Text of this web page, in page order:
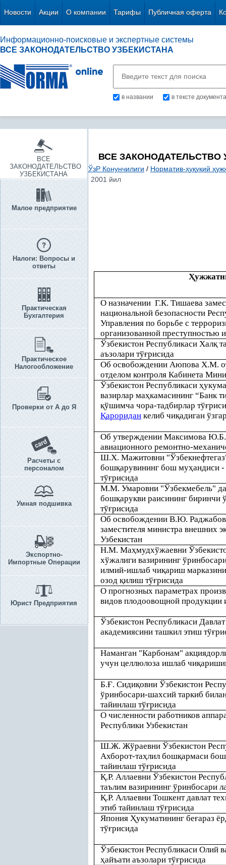
Новости Акции О компании Тарифы Публичная оферта
Информационно-поисковые и экспертные системы
ВСЕ ЗАКОНОДАТЕЛЬСТВО УЗБЕКИСТАНА
в названии в тексте документа
ВСЕ
ЗАКОНОДАТЕЛЬСТВО
УЗБЕКИСТАНА
Малое предприятие
Налоги: Вопросы и
ответы
Практическая
Бухгалтерия
Практическое
Налогообложение
Проверки от А до Я
Расчеты с
персоналом
Умная подшивка
Экспортно-
Импортные Операции
Юрист Предприятия
ВСЕ ЗАКОНОДАТЕЛЬСТВО
ЎзР Конунчилиги / Норматив-ҳуқуқий
2001 йил
Ҳ
О назначении Г.К. Тишаева
национальной безопасности
Управления по борьбе с
организованной преступностью
Ўзбекистон Республикаси Халқ
аъзолари тўғрисида
Об освобождении Аюпова Х.М.
отделом контроля Кабинета
Ўзбекистон Республикаси ҳ
вазирлар маҳкамасининг “Банк
қўшимча чора-тадбирлар тўғ
Қароридан келиб чиқадиган
Об утверждении Максимова Ю.Б.
авиационного ремонтно-
Ш.Х. Мажитовни
бошқарувининг бош муҳандиси
тўғрисида
М.М. Умаровни "Ўзбекмебель"
бошқарукви раисининг биринчи
тўғрисида
Об освобождении В.Ю.
заместителя министра внешних
Узбекистан
Н.М. Маҳмудхўжаевни
хўжалиги вазирининг
илмий-ишлаб чиқариш
озод қилиш тўғрисида
О прогнозных параметрах
видов плодоовощной продукции
Ўзбекистон Республикаси
академиясини ташкил этиш тўғ
Наманган "Карбонам"
учун целлюлоза ишлаб чиқ
Б.Ғ. Сидиқовни Ўзбекистон
ўринбосари-шахсий таркиб
тайинлаш тўғрисида
О численности работников
Республики Узбекистан
Ш.Ж. Жўраевни Ўзбекистон
Ахборот-таҳлил бошқармаси
тайинлаш тўғрисида
Қ.Р. Аллаевни Ўзбекистон
таълим вазирининг ўринбосари
Қ.Р. Аллаевни Тошкент давлат
этиб тайинлаш тўғрисида
Япония Ҳукуматининг беғараз
тўғрисида
Ўзбекистон Республикаси Олий
ҳайъати аъзолари тўғрисида